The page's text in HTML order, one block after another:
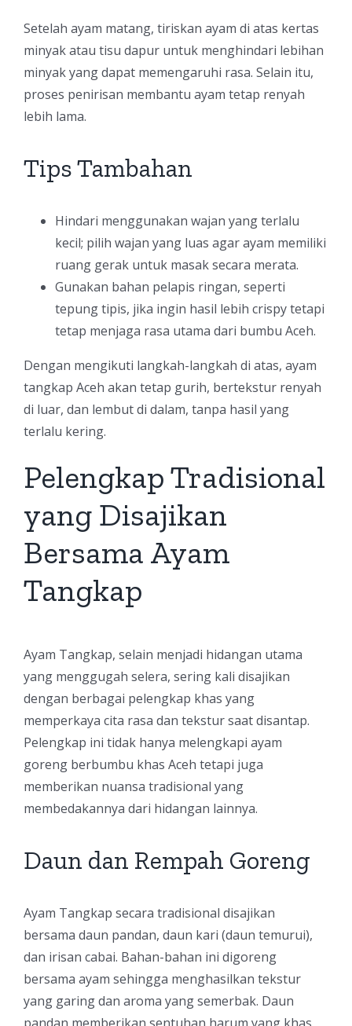
Setelah ayam matang, tiriskan ayam di atas kertas
minyak atau tisu dapur untuk menghindari lebihan
minyak yang dapat memengaruhi rasa. Selain itu,
proses penirisan membantu ayam tetap renyah
lebih lama.
Tips Tambahan
Hindari menggunakan wajan yang terlalu
kecil; pilih wajan yang luas agar ayam memiliki
ruang gerak untuk masak secara merata.
Gunakan bahan pelapis ringan, seperti
tepung tipis, jika ingin hasil lebih crispy tetapi
tetap menjaga rasa utama dari bumbu Aceh.
Dengan mengikuti langkah-langkah di atas, ayam
tangkap Aceh akan tetap gurih, bertekstur renyah
di luar, dan lembut di dalam, tanpa hasil yang
terlalu kering.
Pelengkap Tradisional
yang Disajikan
Bersama Ayam
Tangkap
Ayam Tangkap, selain menjadi hidangan utama
yang menggugah selera, sering kali disajikan
dengan berbagai pelengkap khas yang
memperkaya cita rasa dan tekstur saat disantap.
Pelengkap ini tidak hanya melengkapi ayam
goreng berbumbu khas Aceh tetapi juga
memberikan nuansa tradisional yang
membedakannya dari hidangan lainnya.
Daun dan Rempah Goreng
Ayam Tangkap secara tradisional disajikan
bersama daun pandan, daun kari (daun temurui),
dan irisan cabai. Bahan-bahan ini digoreng
bersama ayam sehingga menghasilkan tekstur
yang garing dan aroma yang semerbak. Daun